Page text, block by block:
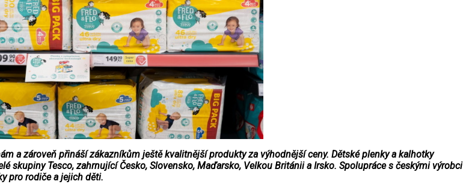
a zároveň přináší zákazníkům ještě kvalitnější produkty za výhodnější ceny. Dětské plenky a kalhotky
skupiny Tesco, zahrnující Česko, Slovensko, Maďarsko, Velkou Británii a Irsko. Spolupráce s českými výrobci
pro rodiče a jejich děti.